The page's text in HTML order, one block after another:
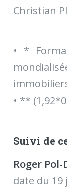
Christian
• *
• **
Suivi de
Roger
date du 19